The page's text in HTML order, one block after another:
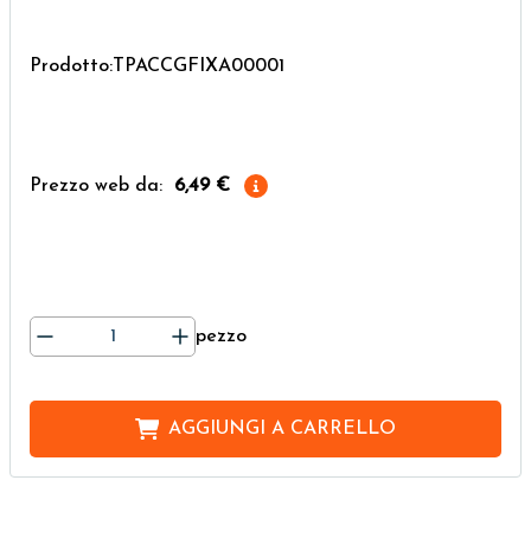
Prodotto:TPACCGFIXA00001
Prezzo web da: 6,49 €
pezzo
AGGIUNGI A CARRELLO